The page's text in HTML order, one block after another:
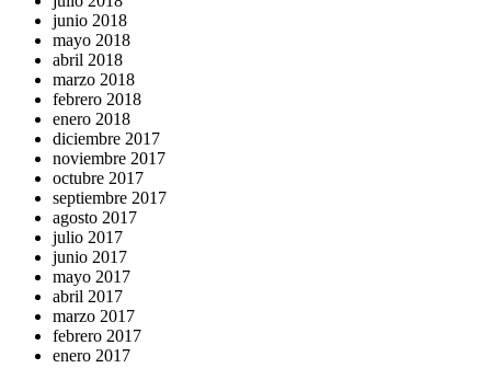
junio 2018
mayo 2018
abril 2018
marzo 2018
febrero 2018
enero 2018
diciembre 2017
noviembre 2017
octubre 2017
septiembre 2017
agosto 2017
julio 2017
junio 2017
mayo 2017
abril 2017
marzo 2017
febrero 2017
enero 2017